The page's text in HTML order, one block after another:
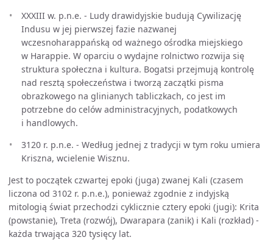
XXXIII w. p.n.e. - Ludy drawidyjskie budują Cywilizację
Indusu w jej pierwszej fazie nazwanej
wczesnoharappańską od ważnego ośrodka miejskiego
w Harappie. W oparciu o wydajne rolnictwo rozwija się
struktura społeczna i kultura. Bogatsi przejmują kontrolę
nad resztą społeczeństwa i tworzą zaczątki pisma
obrazkowego na glinianych tabliczkach, co jest im
potrzebne do celów administracyjnych, podatkowych
i handlowych.
3120 r. p.n.e. - Według jednej z tradycji w tym roku umiera
Kriszna, wcielenie Wisznu.
Jest to początek czwartej epoki (juga) zwanej Kali (czasem
liczona od 3102 r. p.n.e.), ponieważ zgodnie z indyjską
mitologią świat przechodzi cyklicznie cztery epoki (jugi): Krita
(powstanie), Treta (rozwój), Dwarapara (zanik) i Kali (rozkład) -
każda trwająca 320 tysięcy lat.